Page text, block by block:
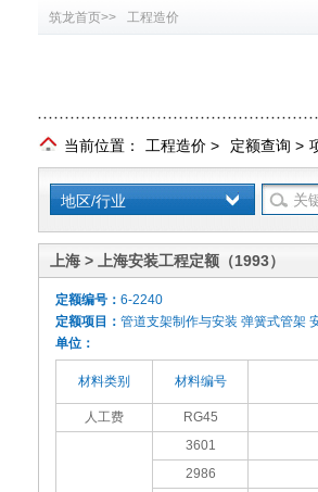
筑龙首页>> 工程造价
当前位置： 工程造价 > 定额查询 >
地区/行业
上海 > 上海安装工程定额（1993）
定额编号： 6-2240
定额项目： 管道支架制作与安装 弹簧式管架
单位：
材料类别 材料编号
人工费 RG45
3601
2986